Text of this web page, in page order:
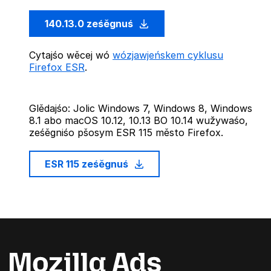
140.13.0 ześěgnuś
Cytajśo wěcej wó wózjawjeńskem cyklusu
Firefox ESR.
Glědajśo: Jolic Windows 7, Windows 8, Windows
8.1 abo macOS 10.12, 10.13 BO 10.14 wužywaśo,
ześěgniśo pšosym ESR 115 město Firefox.
ESR 115 ześěgnuś